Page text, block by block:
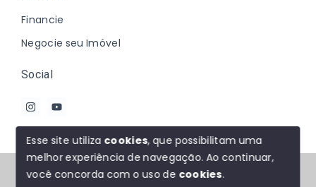
Financie
Negocie seu Imóvel
Social
© Copyright 2026 - Johanna Marques - Todos os
Esse site utiliza cookies, que possibilitam uma
melhor experiência de navegação.Ao continuar,
você concorda com o uso de cookies.